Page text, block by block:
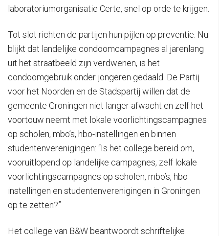
laboratoriumorganisatie Certe, snel op orde te krijgen.
Tot slot richten de partijen hun pijlen op preventie. Nu
blijkt dat landelijke condoomcampagnes al jarenlang
uit het straatbeeld zijn verdwenen, is het
condoomgebruik onder jongeren gedaald. De Partij
voor het Noorden en de Stadspartij willen dat de
gemeente Groningen niet langer afwacht en zelf het
voortouw neemt met lokale voorlichtingscampagnes
op scholen, mbo’s, hbo-instellingen en binnen
studentenverenigingen: “Is het college bereid om,
vooruitlopend op landelijke campagnes, zelf lokale
voorlichtingscampagnes op scholen, mbo’s, hbo-
instellingen en studentenverenigingen in Groningen
op te zetten?”
Het college van B&W beantwoordt schriftelijke